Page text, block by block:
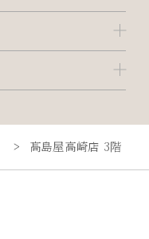
髙島屋高崎店 3階時